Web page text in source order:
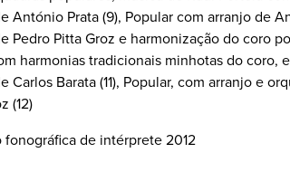
António Prata (9), Popular com arranjo de
Pedro Pitta Groz e harmonização do coro
harmonias tradicionais minhotas do coro,
Carlos Barata (11), Popular, com arranjo e
(12)
de intérprete 2012